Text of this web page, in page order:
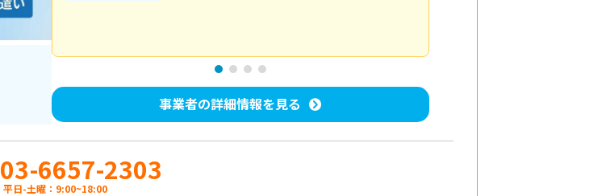
事業者の詳細情報を見る
03-6657-2303
平日-土曜：9:00~18:00